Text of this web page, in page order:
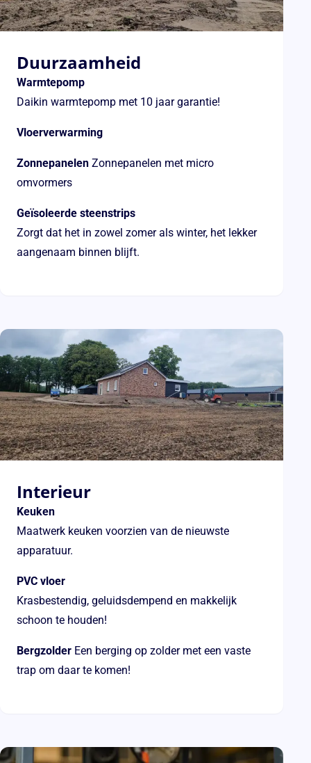
Duurzaamheid
Warmtepomp
Daikin warmtepomp met 10 jaar garantie!
Vloerverwarming
Zonnepanelen Zonnepanelen met micro
omvormers
Geïsoleerde steenstrips
Zorgt dat het in zowel zomer als winter, het lekker
aangenaam binnen blijft.
Interieur
Keuken
Maatwerk keuken voorzien van de nieuwste
apparatuur.
PVC vloer
Krasbestendig, geluidsdempend en makkelijk
schoon te houden!
Bergzolder Een berging op zolder met een vaste
trap om daar te komen!